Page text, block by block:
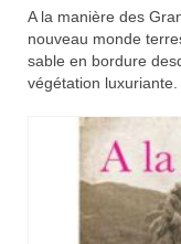
A la manière des
nouveau monde
sable en bordure
végétation luxuriante.